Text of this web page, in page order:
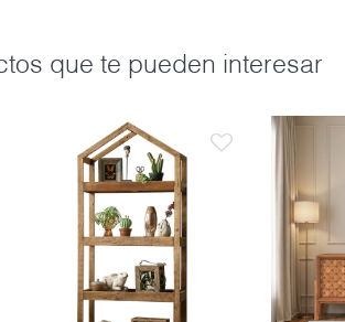
que te pueden interesar